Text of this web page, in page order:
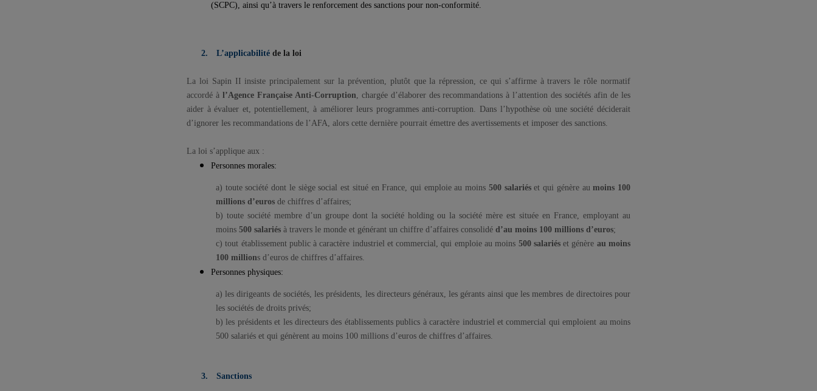
(SCPC), ainsi qu’à travers le renforcement des sanctions pour non-conformité.
2. L’applicabilité de la loi
La loi Sapin II insiste principalement sur la prévention, plutôt que la répression, ce qui s’affirme à travers le rôle normatif
accordé à l’Agence Française Anti-Corruption , chargée d’élaborer des recommandations à l’attention des sociétés afin de les
aider à évaluer et, potentiellement, à améliorer leurs programmes anti-corruption. Dans l’hypothèse où une société déciderait
d’ignorer les recommandations de l’AFA, alors cette dernière pourrait émettre des avertissements et imposer des sanctions.
La loi s’applique aux :
Personnes morales:
a) toute société dont le siège social est situé en France, qui emploie au moins 500 salariéset qui génère aumoins 100
millions d’euros de chiffres d’affaires;
b) toute société membre d’un groupe dont la société holding ou la société mère est située en France, employant au
moins 500 salariés à travers le monde et générant un chiffre d’affaires consolidé d’au moins 100 millions d’euros;
c) tout établissement public à caractère industriel et commercial, qui emploie au moins 500 salariéset génère au moins
100 millions d’euros de chiffres d’affaires.
Personnes physiques:
a) les dirigeants de sociétés, les présidents, les directeurs généraux, les gérants ainsi que les membres de directoires pour
les sociétés de droits privés;
b) les présidents et les directeurs des établissements publics à caractère industriel et commercial qui emploient au moins
500 salariés et qui génèrent au moins 100 millions d’euros de chiffres d’affaires.
3. Sanctions